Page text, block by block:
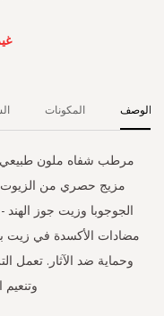
الوصف
مرطب شفاه ملون طبيعي
مزيج حصري من الزيوت
الجوجوبا وزيت جوز
وتنعيم
المكونات